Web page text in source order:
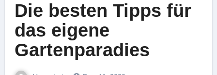
Die besten Tipps für
das eigene
Gartenparadies